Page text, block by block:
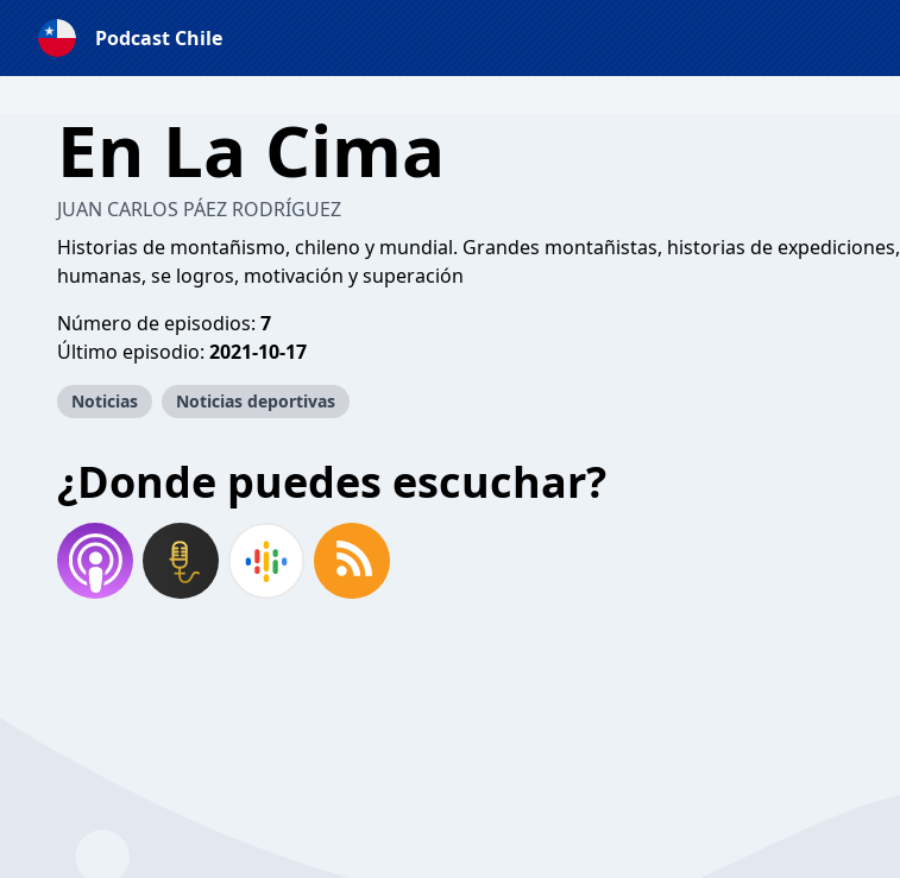
Podcast Chile
En La Cima
JUAN CARLOS PÁEZ RODRÍGUEZ
Historias de montañismo, chileno y mundial. Grandes montañistas, historias de expediciones,
humanas, se logros, motivación y superación
Número de episodios: 7
Último episodio: 2021-10-17
Noticias Noticias deportivas
¿Donde puedes escuchar?